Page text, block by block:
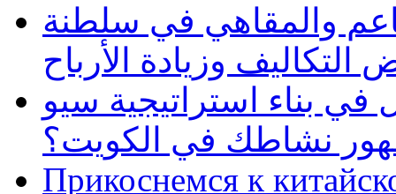
والمقاهي في سلطنة
وزيادة الأرباح
بناء استراتيجية سيو
نشاطك في الكويت؟
Прикоснемся к